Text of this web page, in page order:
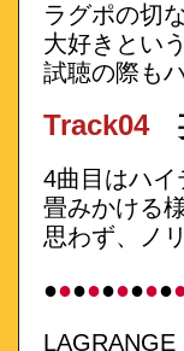
ラグポの切
大好きとい
試聴の際も
Track04
4曲目はハ
畳みかける
思わず、ノ
●●●●●●●●●